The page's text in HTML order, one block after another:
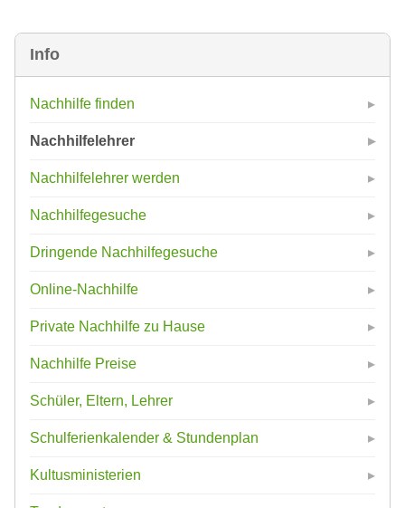
Info
Nachhilfe finden
Nachhilfelehrer
Nachhilfelehrer werden
Nachhilfegesuche
Dringende Nachhilfegesuche
Online-Nachhilfe
Private Nachhilfe zu Hause
Nachhilfe Preise
Schüler, Eltern, Lehrer
Schulferienkalender & Stundenplan
Kultusministerien